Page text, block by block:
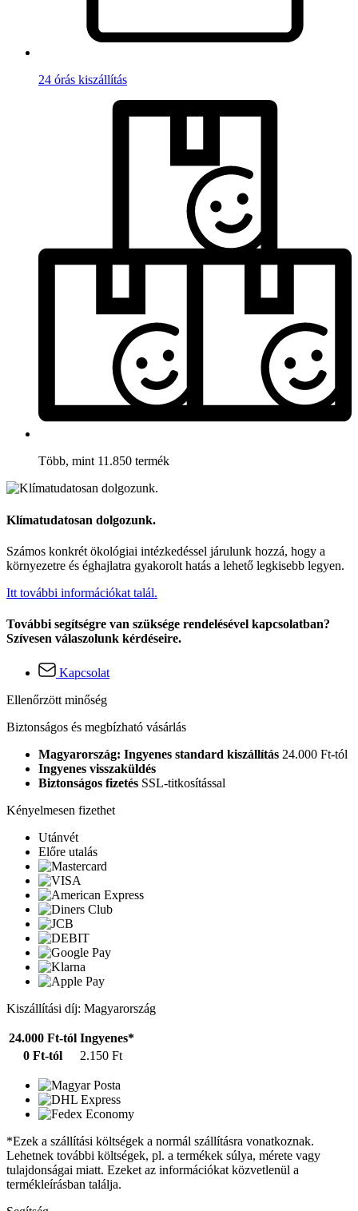
24 órás kiszállítás
Több, mint 11.850 termék
Klímatudatosan dolgozunk.
Számos konkrét ökológiai intézkedéssel járulunk hozzá, hogy a
környezetre és éghajlatra gyakorolt hatás a lehető legkisebb legyen.
Itt további információkat talál.
További segítségre van szüksége rendelésével kapcsolatban?
Szívesen válaszolunk kérdéseire.
Kapcsolat
Ellenőrzött minőség
Biztonságos és megbízható vásárlás
Magyarország: Ingyenes standard kiszállítás 24.000 Ft-tól
Ingyenes visszaküldés
Biztonságos fizetés SSL-titkosítással
Kényelmesen fizethet
Utánvét
Előre utalás
Kiszállítási díj: Magyarország
24.000 Ft-tól Ingyenes*
0 Ft-tól
2.150 Ft
*Ezek a szállítási költségek a normál szállításra vonatkoznak.
Lehetnek további költségek, pl. a termékek súlya, mérete vagy
tulajdonságai miatt. Ezeket az információkat közvetlenül a
termékleírásban találja.